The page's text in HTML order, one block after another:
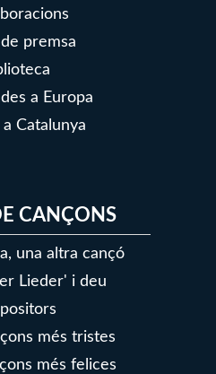
premsa
a Europa
a Catalunya
CANÇONS
una altra cançó
Lieder' i deu
més tristes
més felices